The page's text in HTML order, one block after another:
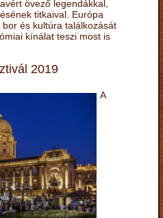
övező legendákkal,
titkaival. Európa
és kultúra találkozását
kínálat teszi most is
2019
A